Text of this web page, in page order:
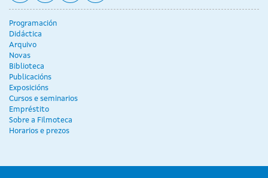
Programación
Didáctica
Arquivo
Novas
Biblioteca
Publicacións
Exposicións
Cursos e seminarios
Empréstito
Sobre a Filmoteca
Horarios e prezos